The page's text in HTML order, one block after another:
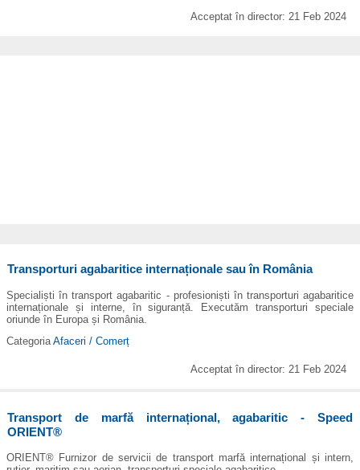
Acceptat în director: 21 Feb 2024
Transporturi agabaritice internaționale sau în România
Specialiști în transport agabaritic - profesioniști în transporturi agabaritice
internaționale și interne, în siguranță. Executăm transporturi speciale
oriunde în Europa și România.
Categoria Afaceri / Comerț
Acceptat în director: 21 Feb 2024
Transport de marfă internațional, agabaritic - Speed
ORIENT®
ORIENT® Furnizor de servicii de transport marfă internațional și intern,